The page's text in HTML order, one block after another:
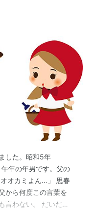
した。昭和5年
年の年男です。父の
オカミよん…」 思春
から何度この言葉を
言わない。 だいだい